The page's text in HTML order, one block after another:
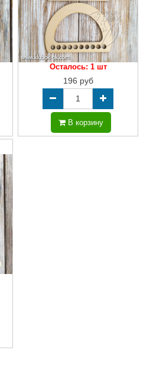
Осталось: 1 шт
196 руб
В корзину